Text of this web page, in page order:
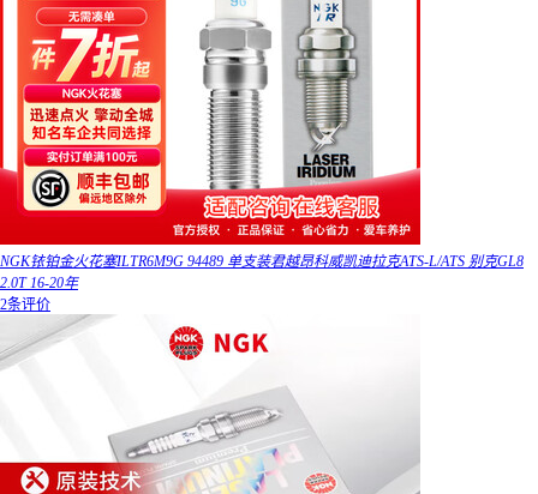
NGK铱铂金火花塞ILTR6M9G 94489 单支装君越昂科威凯迪拉克ATS-L/ATS 别克GL8
2.0T 16-20年
2条评价